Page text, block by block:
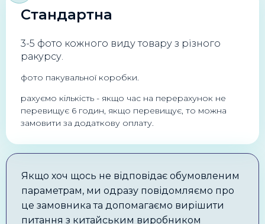
Стандартна
3-5 фото кожного виду товару з різного
ракурсу.
фото пакувальної коробки.
рахуємо кількість - якщо час на перерахунок не
перевищує 6 годин, якщо перевищує, то можна
замовити за додаткову оплату.
Якщо хоч щось не відповідає обумовленим
параметрам, ми одразу повідомляємо про
це замовника та допомагаємо вирішити
питання з китайським виробником